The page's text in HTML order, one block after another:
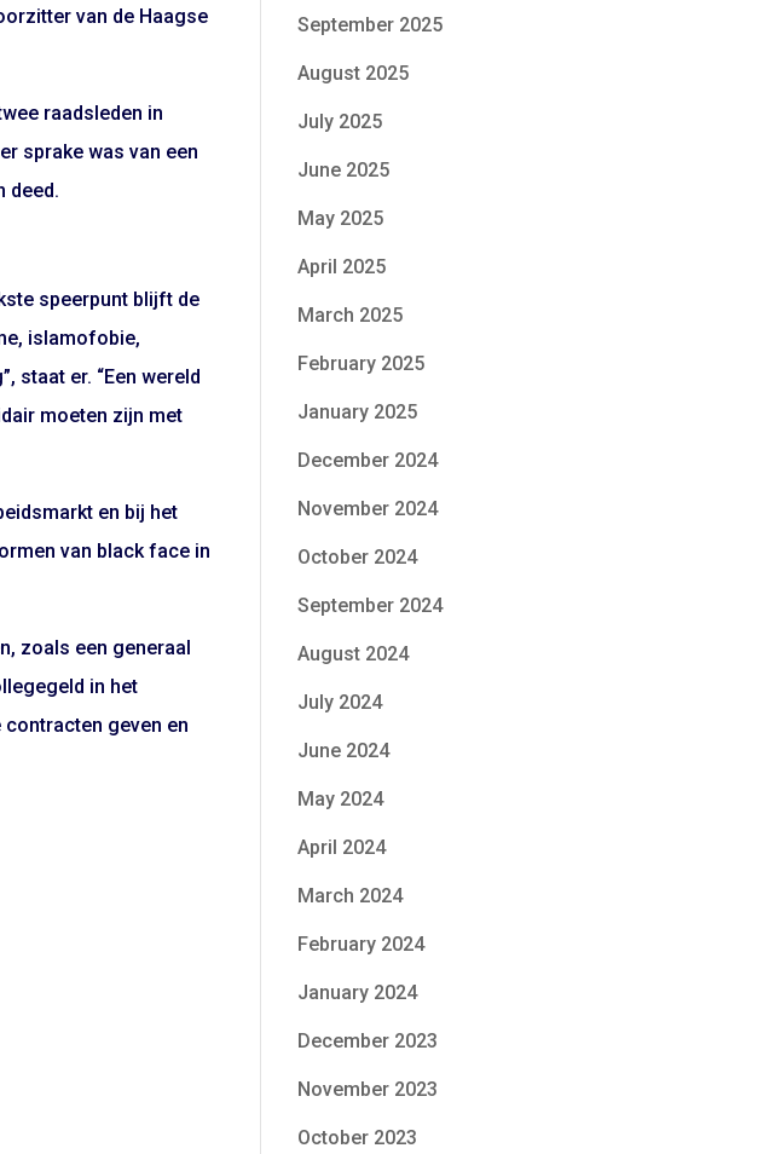
van de Haagse
raadsleden in
sprake was van een
deed.
speerpunt blijft de
islamofobie,
staat er. “Een wereld
moeten zijn met
en bij het
van black face in
zoals een generaal
in het
geven en
September 2025
August 2025
July 2025
June 2025
May 2025
April 2025
March 2025
February 2025
January 2025
December 2024
November 2024
October 2024
September 2024
August 2024
July 2024
June 2024
May 2024
April 2024
March 2024
February 2024
January 2024
December 2023
November 2023
October 2023